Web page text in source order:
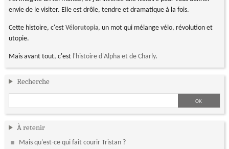
envie de le visiter. Elle est drôle, tendre et dramatique à la fois.
Cette histoire, c'est Vélorutopia, un mot qui mélange vélo, révolution et
utopie.
Mais avant tout, c'est l'histoire d'Alpha et de Charly.
Recherche
À retenir
Mais qu'est-ce qui fait courir Tristan ?